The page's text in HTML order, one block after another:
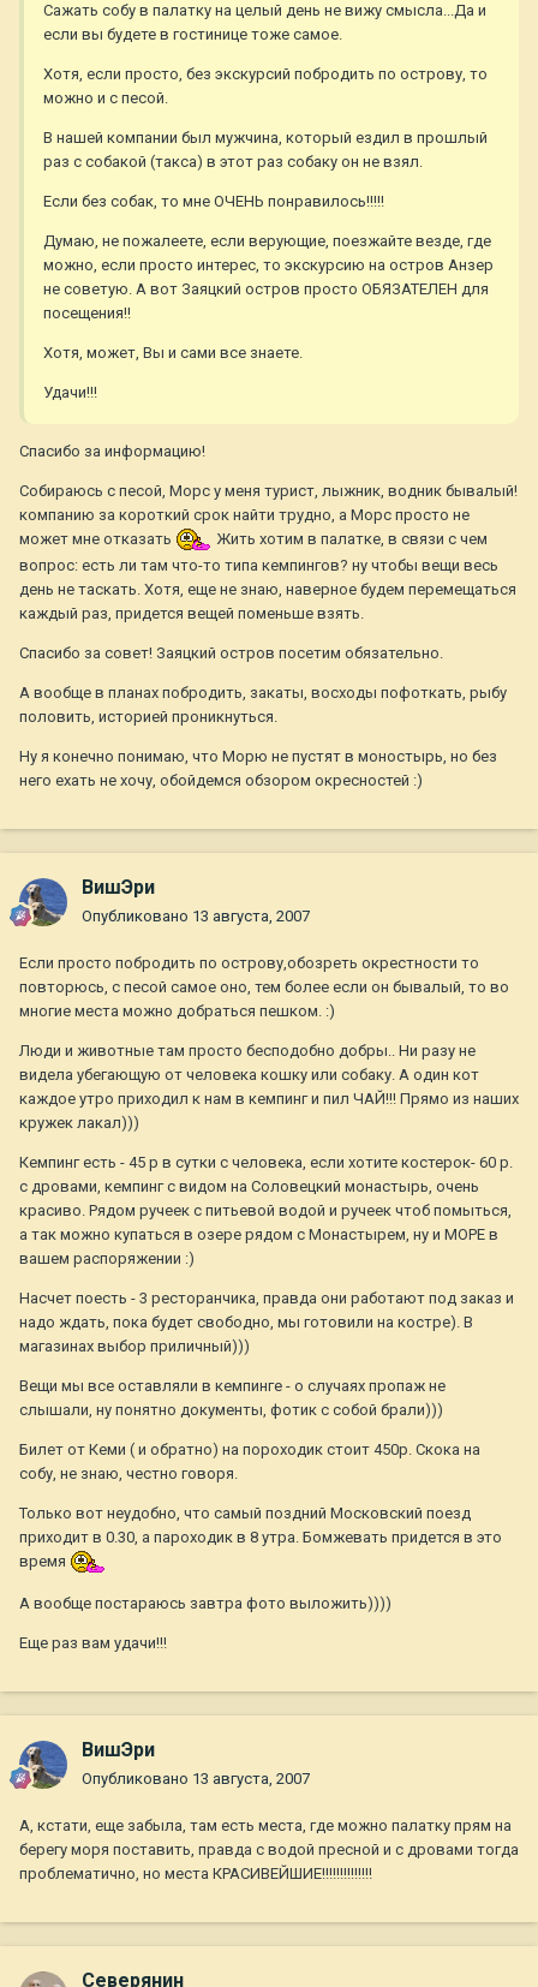
Сажать собу в палатку на целый день не вижу смысла...Да и
если вы будете в гостинице тоже самое.
Хотя, если просто, без экскурсий побродить по острову, то
можно и с песой.
В нашей компании был мужчина, который ездил в прошлый
раз с собакой (такса) в этот раз собаку он не взял.
Если без собак, то мне ОЧЕНЬ понравилось!!!!!
Думаю, не пожалеете, если верующие, поезжайте везде, где
можно, если просто интерес, то экскурсию на остров Анзер
не советую. А вот Заяцкий остров просто ОБЯЗАТЕЛЕН для
посещения!!
Хотя, может, Вы и сами все знаете.
Удачи!!!
Спасибо за информацию!
Собираюсь с песой, Морс у меня турист, лыжник, водник бывалый!
компанию за короткий срок найти трудно, а Морс просто не
может мне отказать
Жить хотим в палатке, в связи с чем
вопрос: есть ли там что-то типа кемпингов? ну чтобы вещи весь
день не таскать. Хотя, еще не знаю, наверное будем перемещаться
каждый раз, придется вещей поменьше взять.
Спасибо за совет! Заяцкий остров посетим обязательно.
А вообще в планах побродить, закаты, восходы пофоткать, рыбу
половить, историей проникнуться.
Ну я конечно понимаю, что Морю не пустят в моностырь, но без
него ехать не хочу, обойдемся обзором окресностей :)
ВишЭри
Опубликовано 13 августа, 2007
Если просто побродить по острову,обозреть окрестности то
повторюсь, с песой самое оно, тем более если он бывалый, то во
многие места можно добраться пешком. :)
Люди и животные там просто бесподобно добры.. Ни разу не
видела убегающую от человека кошку или собаку. А один кот
каждое утро приходил к нам в кемпинг и пил ЧАЙ!!! Прямо из наших
кружек лакал)))
Кемпинг есть - 45 р в сутки с человека, если хотите костерок- 60 р.
с дровами, кемпинг с видом на Соловецкий монастырь, очень
красиво. Рядом ручеек с питьевой водой и ручеек чтоб помыться,
а так можно купаться в озере рядом с Монастырем, ну и МОРЕ в
вашем распоряжении :)
Насчет поесть - 3 ресторанчика, правда они работают под заказ и
надо ждать, пока будет свободно, мы готовили на костре). В
магазинах выбор приличный)))
Вещи мы все оставляли в кемпинге - о случаях пропаж не
слышали, ну понятно документы, фотик с собой брали)))
Билет от Кеми ( и обратно) на пороходик стоит 450р. Скока на
собу, не знаю, честно говоря.
Только вот неудобно, что самый поздний Московский поезд
приходит в 0.30, а пароходик в 8 утра. Бомжевать придется в это
время
А вообще постараюсь завтра фото выложить))))
Еще раз вам удачи!!!
ВишЭри
Опубликовано 13 августа, 2007
А, кстати, еще забыла, там есть места, где можно палатку прям на
берегу моря поставить, правда с водой пресной и с дровами тогда
проблематично, но места КРАСИВЕЙШИЕ!!!!!!!!!!!!!!
Северянин